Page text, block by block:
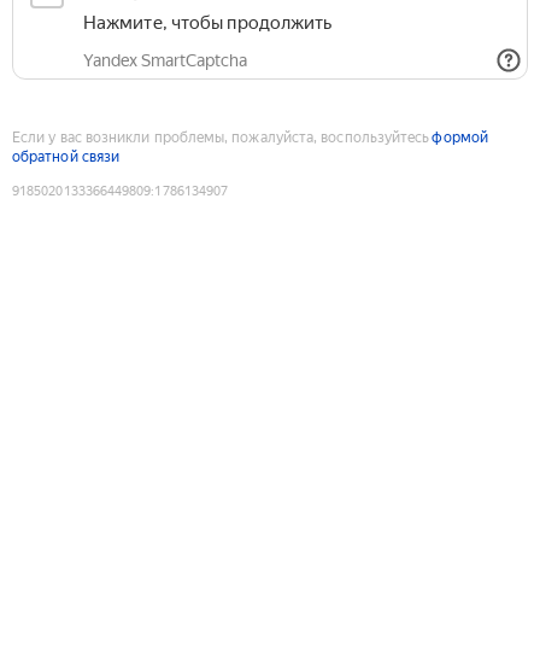
Нажмите, чтобы продолжить
Yandex SmartCaptcha
Если у вас возникли проблемы, пожалуйста, воспользуйтесьформой
обратной связи
9185020133366449809:1786134907